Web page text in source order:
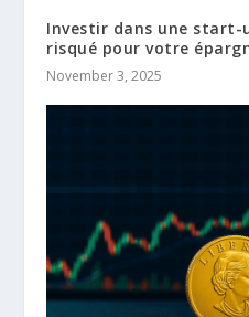
Investir dans une
risqué pour votre
November 3, 2025